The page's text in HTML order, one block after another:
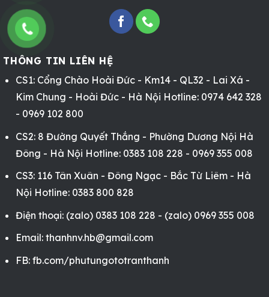
THÔNG TIN LIÊN HỆ
CS1: Cổng Chào Hoài Đức - Km14 - QL32 - Lai Xá -
Kim Chung - Hoài Đức - Hà Nội Hotline: 0974 642 328
- 0969 102 800
CS2: 8 Đường Quyết Thắng - Phường Dương Nội Hà
Đông - Hà Nội Hotline: 0383 108 228 - 0969 355 008
CS3: 116 Tân Xuân - Đông Ngạc - Bắc Từ Liêm - Hà
Nội Hotline: 0383 800 828
Điện thoại: (zalo) 0383 108 228 - (zalo) 0969 355 008
Email: thanhnv.hb@gmail.com
FB: fb.com/phutungototranthanh